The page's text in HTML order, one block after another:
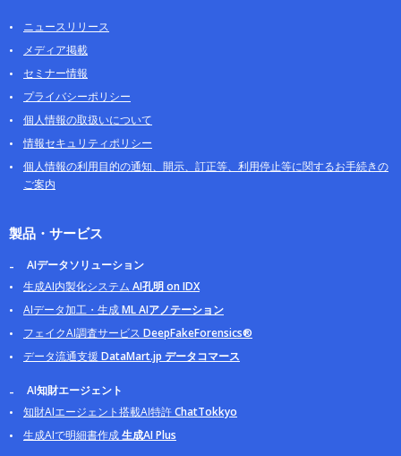
ニュースリリース
メディア掲載
セミナー情報
プライバシーポリシー
個人情報の取扱いについて
情報セキュリティポリシー
個人情報の利用目的の通知、開示、訂正等、利用停止等に関するお手続きの
ご案内
製品・サービス
AIデータソリューション
生成AI内製化システム AI孔明 on IDX
AIデータ加工・生成ML AIアノテーション
フェイクAI調査サービス DeepFakeForensics®
データ流通支援 DataMart.jp データコマース
AI知財エージェント
知財AIエージェント搭載AI特許ChatTokkyo
生成AIで明細書作成生成AI Plus